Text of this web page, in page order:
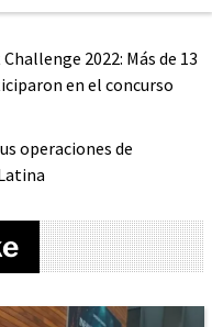
2022: Más de 13
en el concurso
operaciones de